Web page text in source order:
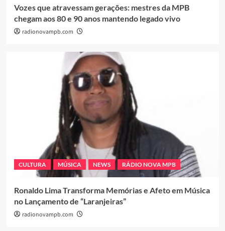
Vozes que atravessam gerações: mestres da MPB
chegam aos 80 e 90 anos mantendo legado vivo
radionovampb.com
CULTURA MÚSICA NEWS RÁDIO NOVA MPB
Ronaldo Lima Transforma Memórias e Afeto em Música
no Lançamento de “Laranjeiras”
radionovampb.com